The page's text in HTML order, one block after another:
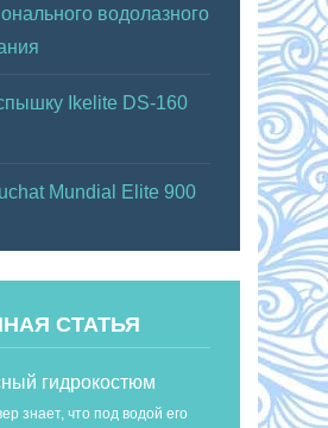
водолазного
Ikelite DS-160
Mundial Elite 900
СТАТЬЯ
гидрокостюм
знает, что под водой его